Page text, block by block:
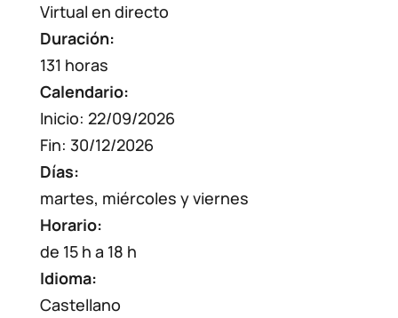
Virtual en directo
Duración:
131 horas
Calendario:
Inicio: 22/09/2026
Fin: 30/12/2026
Días:
martes, miércoles y viernes
Horario:
de 15 h a 18 h
Idioma:
Castellano